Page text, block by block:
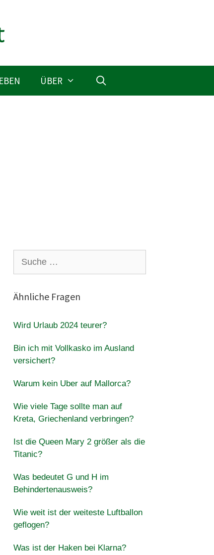
ÜBER
nach:
Ähnliche Fragen
Wird Urlaub 2024 teurer?
Bin ich mit Vollkasko im Ausland
versichert?
Warum kein Uber auf Mallorca?
Wie viele Tage sollte man auf
Kreta, Griechenland verbringen?
Ist die Queen Mary 2 größer als die
Titanic?
Was bedeutet G und H im
Behindertenausweis?
Wie weit ist der weiteste Luftballon
geflogen?
Was ist der Haken bei Klarna?